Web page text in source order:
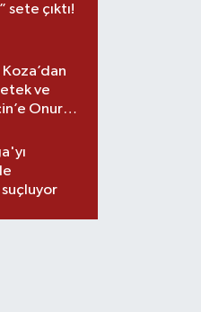
sete çıktı!
ve
Onur